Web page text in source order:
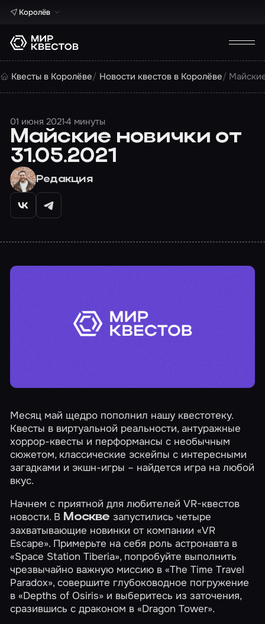
Королёв
Квесты в Королёве Новости квестов в Королёве
01 июня 20214 минуты
Майские новички от
31.05.2021
Редакция
Месяц май щедро пополнил нашу квестотеку.
Квесты в виртуальной реальности, антуражные
хоррор-квесты и перформансы с необычным
сюжетом, классические эскейпы с интересными
загадками и экшн-игры – найдется игра на любой
вкус.
Начнем с приятной для любителей VR-квестов
новости. В Москве запустились четыре
захватывающие новинки от компании «VR
Escape». Примерьте на себя роль астронавта в
«Space Station Tiberia», попробуйте выполнить
чрезвычайно важную миссию в«The Time Travel
Paradox», совершите глубоководное погружение
в«Depths of Osiris» и выберитесь из заточения,
сразившись с драконом в«Dragon Tower».